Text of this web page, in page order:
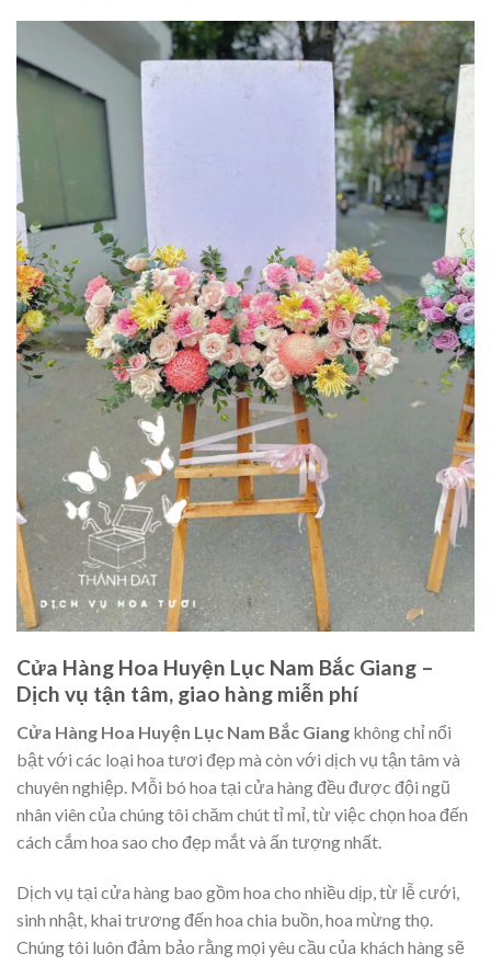
Cửa Hàng Hoa Huyện Lục Nam Bắc Giang –
Dịch vụ tận tâm, giao hàng miễn phí
Cửa Hàng Hoa Huyện Lục Nam Bắc Giang không chỉ nổi
bật với các loại hoa tươi đẹp mà còn với dịch vụ tận tâm và
chuyên nghiệp. Mỗi bó hoa tại cửa hàng đều được đội ngũ
nhân viên của chúng tôi chăm chút tỉ mỉ, từ việc chọn hoa đến
cách cắm hoa sao cho đẹp mắt và ấn tượng nhất.
Dịch vụ tại cửa hàng bao gồm hoa cho nhiều dịp, từ lễ cưới,
sinh nhật, khai trương đến hoa chia buồn, hoa mừng thọ.
Chúng tôi luôn đảm bảo rằng mọi yêu cầu của khách hàng sẽ